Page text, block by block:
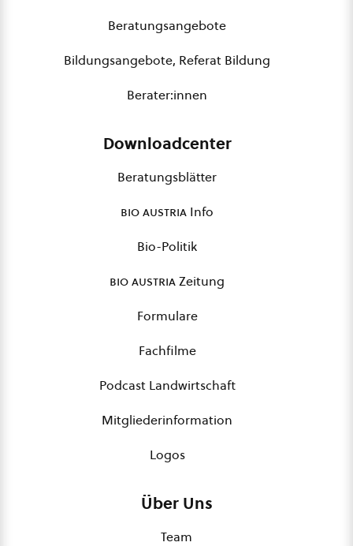
Beratungsangebote
Bildungsangebote, Referat Bildung
Berater:innen
Downloadcenter
Beratungsblätter
bio austria Info
Bio-Politik
bio austriaZeitung
Formulare
Fachfilme
Podcast Landwirtschaft
Mitgliederinformation
Logos
Über Uns
Team